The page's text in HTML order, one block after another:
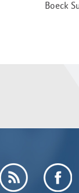
Boeck